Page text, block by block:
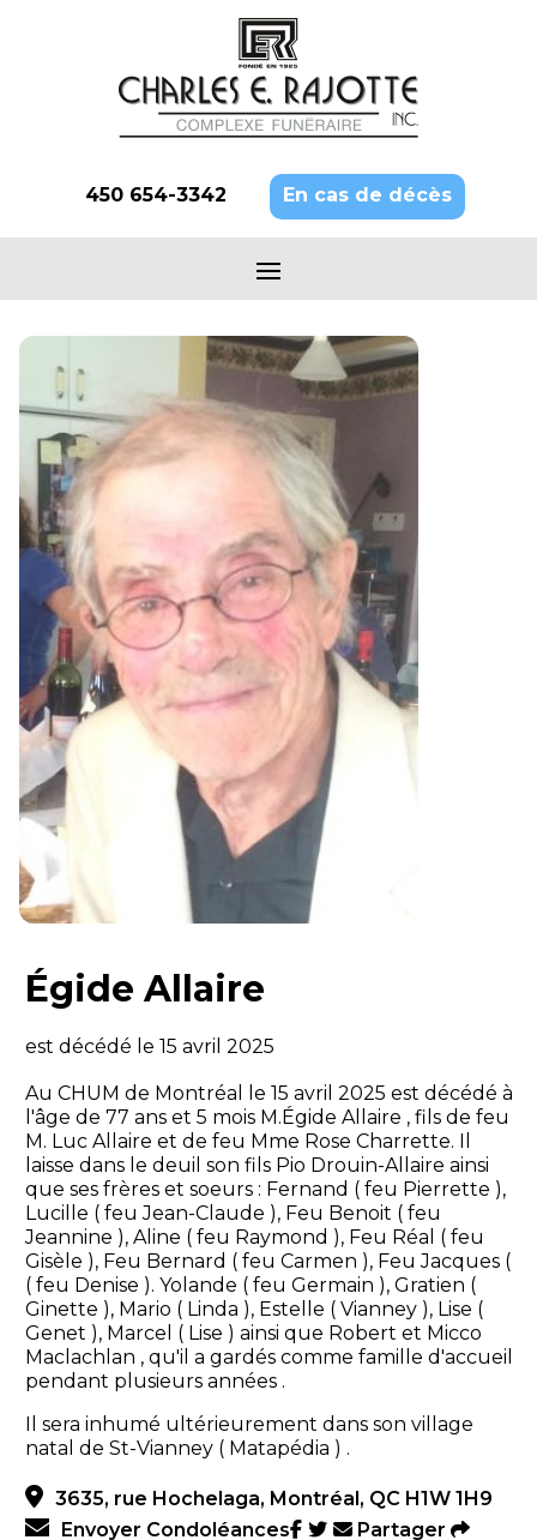
450 654-3342 En cas de décès
Égide Allaire
est décédé le 15 avril 2025
Au CHUM de Montréal le 15 avril 2025 est décédé à
l'âge de 77 ans et 5 mois M.Égide Allaire , fils de feu
M. Luc Allaire et de feu Mme Rose Charrette. Il
laisse dans le deuil son fils Pio Drouin-Allaire ainsi
que ses frères et soeurs : Fernand ( feu Pierrette ),
Lucille ( feu Jean-Claude ), Feu Benoit ( feu
Jeannine ), Aline ( feu Raymond ), Feu Réal ( feu
Gisèle ), Feu Bernard ( feu Carmen ), Feu Jacques (
( feu Denise ). Yolande ( feu Germain ), Gratien (
Ginette ), Mario ( Linda ), Estelle ( Vianney ), Lise (
Genet ), Marcel ( Lise ) ainsi que Robert et Micco
Maclachlan , qu'il a gardés comme famille d'accueil
pendant plusieurs années .
Il sera inhumé ultérieurement dans son village
natal de St-Vianney ( Matapédia ) .
3635, rue Hochelaga, Montréal, QC H1W 1H9
Envoyer Condoléances
Partager